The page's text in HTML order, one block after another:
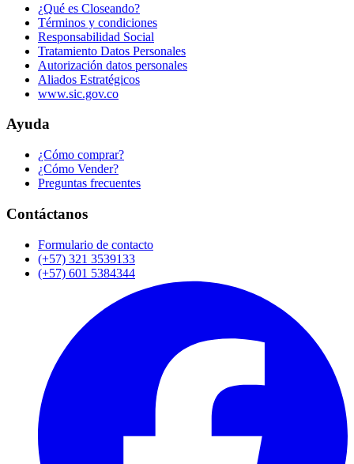
¿Qué es Closeando?
Términos y condiciones
Responsabilidad Social
Tratamiento Datos Personales
Autorización datos personales
Aliados Estratégicos
www.sic.gov.co
Ayuda
¿Cómo comprar?
¿Cómo Vender?
Preguntas frecuentes
Contáctanos
Formulario de contacto
(+57) 321 3539133
(+57) 601 5384344